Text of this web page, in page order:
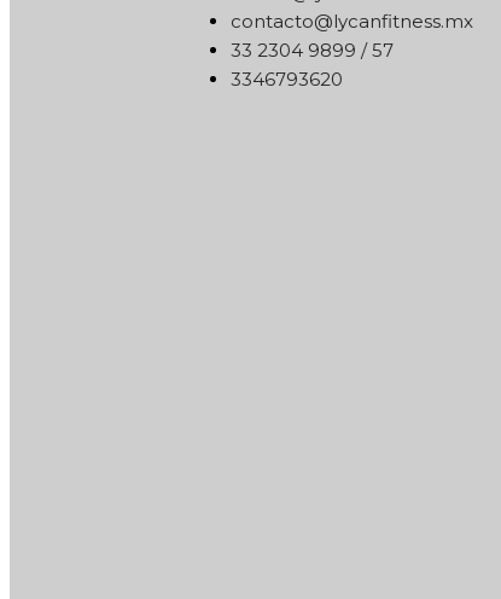
xm.ssentifnacyl@otcatnoc
75 / 9989 4032 33
0263976433